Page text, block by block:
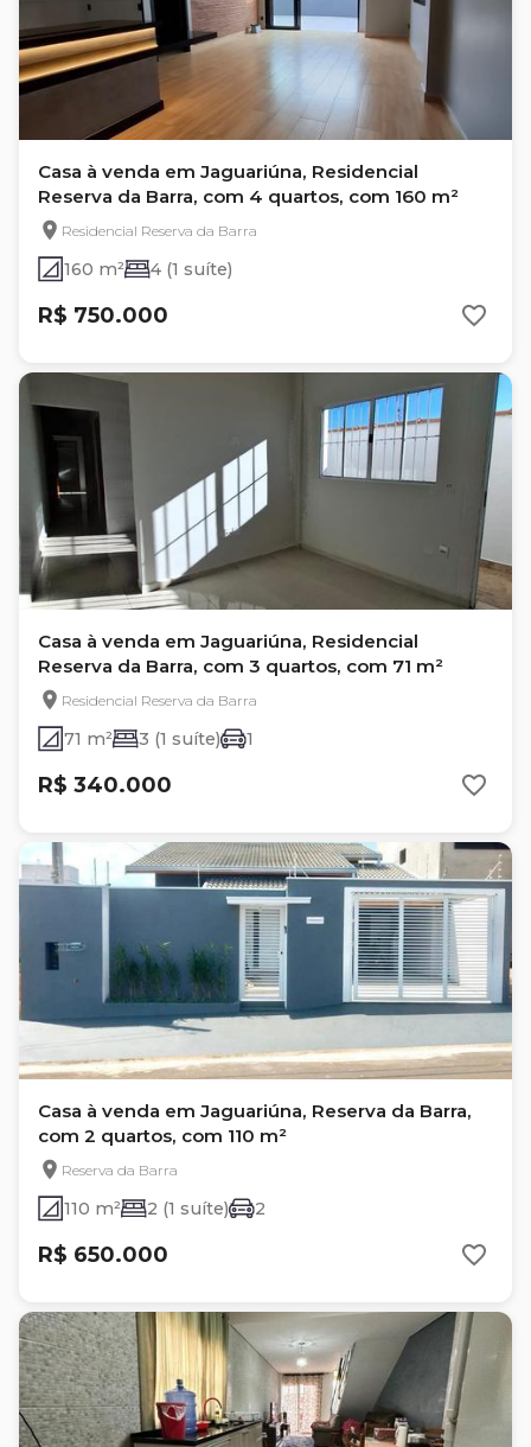
Casa à venda em Jaguariúna, Residencial
Reserva da Barra, com 4 quartos, com 160 m²
Residencial Reserva da Barra
160 m² 4 (1 suíte)
R$ 750.000
Casa à venda em Jaguariúna, Residencial
Reserva da Barra, com 3 quartos, com 71 m²
Residencial Reserva da Barra
71 m² 3 (1 suíte) 1
R$ 340.000
Casa à venda em Jaguariúna, Reserva da Barra,
com 2 quartos, com 110 m²
Reserva da Barra
110 m² 2 (1 suíte) 2
R$ 650.000